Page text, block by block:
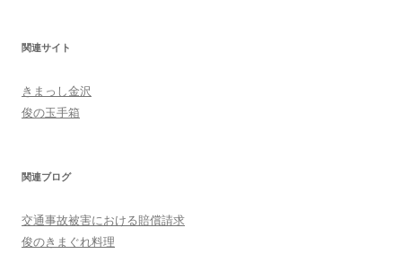
関連サイト
きまっし金沢
俊の玉手箱
関連ブログ
交通事故被害における賠償請求
俊のきまぐれ料理